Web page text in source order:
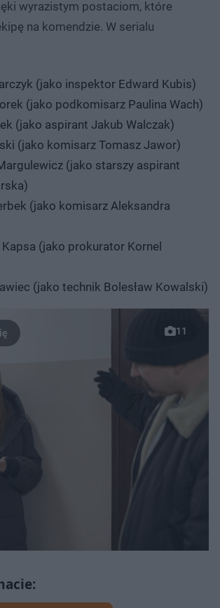
wyrazistym postaciom, które
na komendzie. W serialu
(jako inspektor Edward Kubis)
(jako podkomisarz Paulina Wach)
(jako aspirant Jakub Walczak)
(jako komisarz Tomasz Jawor)
(jako starszy aspirant
(jako komisarz Aleksandra
Kapsa (jako prokurator Kornel
(jako technik Bolesław Kowalski)
11